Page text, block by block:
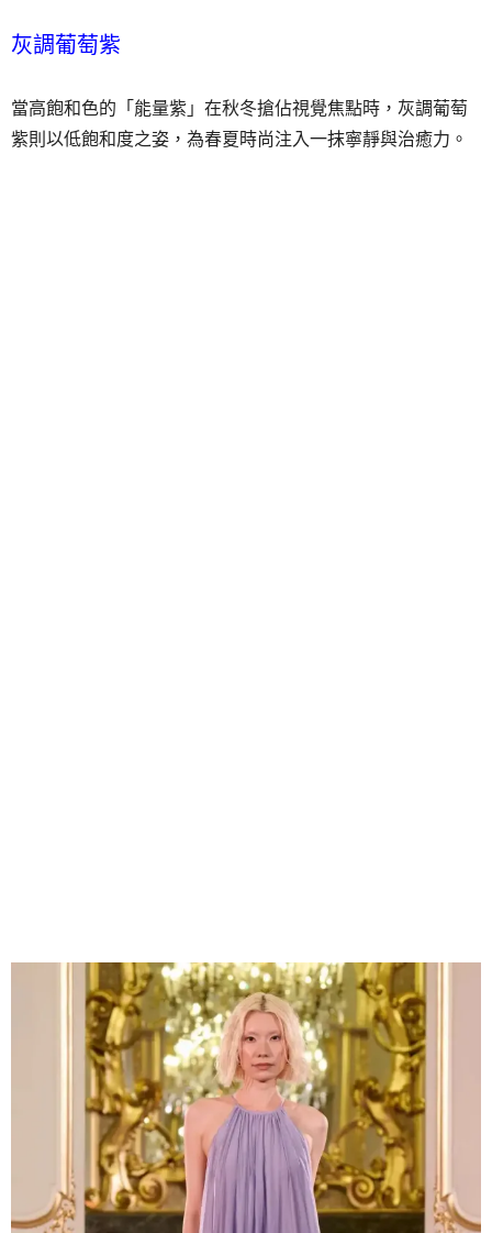
灰調葡萄紫
當高飽和色的「能量紫」在秋冬搶佔視覺焦點時，灰調葡萄
紫則以低飽和度之姿，為春夏時尚注入一抹寧靜與治癒力。